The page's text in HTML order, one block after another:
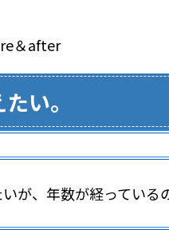
い。
、年数が経ってい